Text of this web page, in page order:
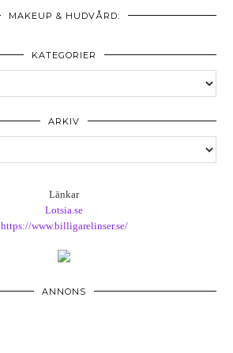
MAKEUP & HUDVÅRD:
KATEGORIER
ARKIV
Länkar
Lotsia.se
https://www.billigarelinser.se/
ANNONS